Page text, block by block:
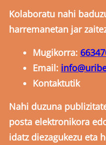
Kolaboratu nahi
harremanetan jar
Mugikorra:
Email:
Kontaktutik
Nahi duzuna
posta elektronikora
idatz diezagukezu eta